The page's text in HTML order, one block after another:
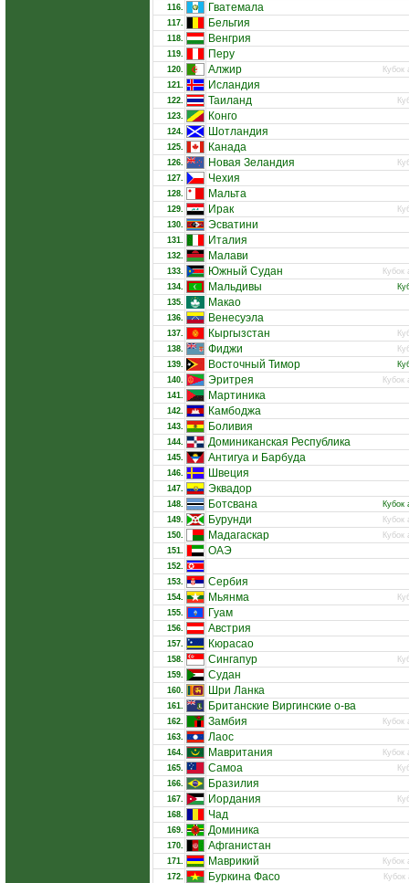
116. Гватемала
117. Бельгия
118. Венгрия
119. Перу
120. Алжир
Кубок
121.
Исландия
122. Таиланд
123.
Конго
124. Шотландия
125. Канада
126. Новая Зеландия
127.
Чехия
128. Мальта
129. Ирак
130.
Эсватини
131. Италия
132. Малави
133. Южный Судан
Кубок
134.
Мальдивы
135.
Макао
136. Венесуэла
137. Кыргызстан
138.
Фиджи
139.
Восточный Тимор
140.
Эритрея
Кубок
141.
Мартиника
142. Камбоджа
143. Боливия
144. Доминиканская Республика
145. Антигуа и Барбуда
146. Швеция
147. Эквадор
148. Ботсвана
Кубок
149.
Бурунди
Кубок
150.
Мадагаскар
Кубок
151.
ОАЭ
152.
153.
Сербия
154. Мьянма
155.
Гуам
156. Австрия
157. Кюрасао
158. Сингапур
159.
Судан
160. Шри Ланка
161. Британские Виргинские о-ва
162. Замбия
Кубок
163.
Лаос
164. Мавритания
Кубок
165.
Самоа
166.
Бразилия
167. Иордания
168.
Чад
169. Доминика
170. Афганистан
171. Маврикий
Кубок
172.
Буркина Фасо